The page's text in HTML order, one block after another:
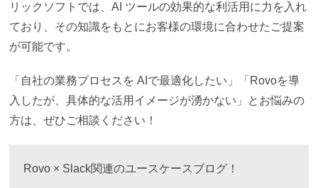
リックソフトでは、AI ツールの効果的な利活用に力を入れ
ており、その知識をもとにお客様の環境に合わせたご提案
が可能です。
「自社の業務プロセスを AIで最適化したい」「Rovoを導
入したが、具体的な活用イメージが湧かない」とお悩みの
方は、ぜひご相談ください！
Rovo × Slack関連のユースケースブログ！